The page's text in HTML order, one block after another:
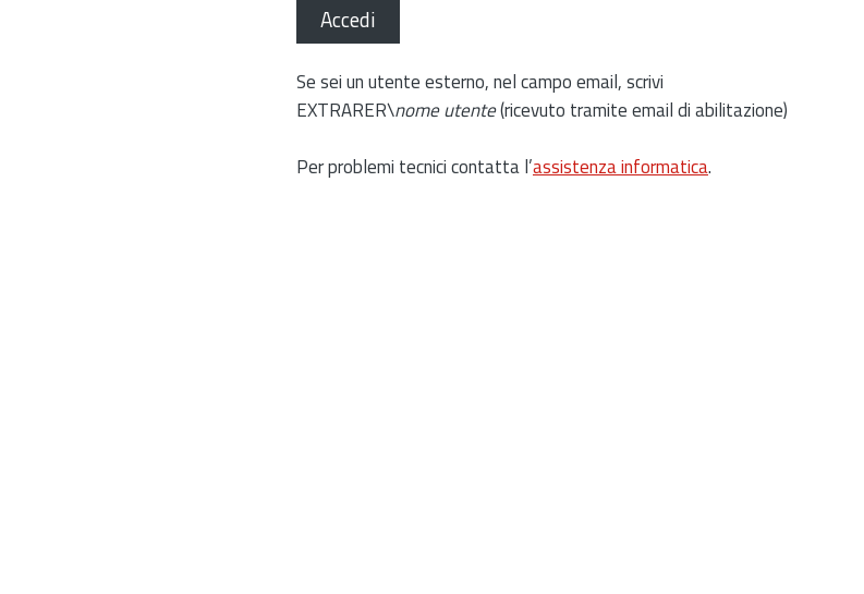
Accedi
Se sei un utente esterno, nel campo email, scrivi
EXTRARER\nome utente(ricevuto tramite email di abilitazione)
Per problemi tecnici contatta l’assistenza informatica.